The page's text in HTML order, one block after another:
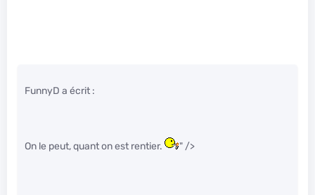
FunnyD a écrit :
On le peut, quant on est rentier. " />